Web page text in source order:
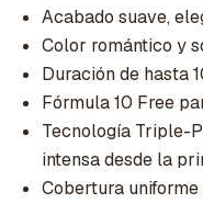
Acabado suave,
Color romántico y
Duración de hasta
Fórmula 10 Free
Tecnología Triple-
intensa desde la
Cobertura